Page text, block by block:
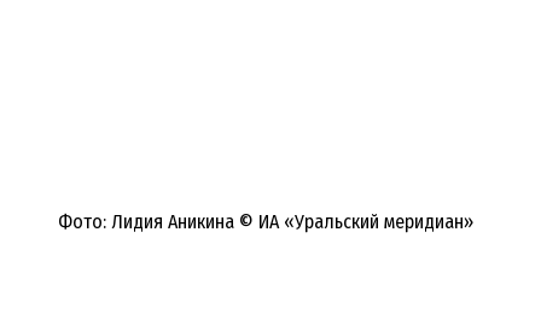
Фото: Лидия Аникина © ИА «Уральский меридиан»